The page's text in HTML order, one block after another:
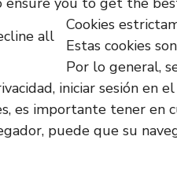
all
Cookies
Estas cookies
Por lo general,
iniciar sesión
es importante tener
puede que su